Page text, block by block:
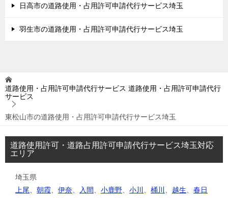
日高市の道路使用・占用許可申請代行サービス埼玉
羽生市の道路使用・占用許可申請代行サービス埼玉
道路使用・占用許可申請代行サービス 道路使用・占用許可申請代行
サービス
東松山市の道路使用・占用許可申請代行サービス埼玉
道路使用許可・道路占用許可申請代行サービス埼玉対応
エリア
埼玉県
上尾、 朝霞、 伊奈、 入間、 小鹿野、 小川 、 桶川 、 越生、 春日